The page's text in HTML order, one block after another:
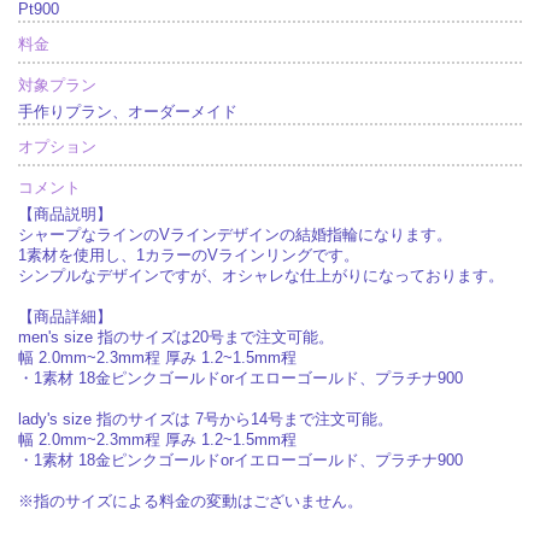
Pt900
料金
対象プラン
手作りプラン、オーダーメイド
オプション
コメント
【商品説明】
シャープなラインのVラインデザインの結婚指輪になります。
1素材を使用し、1カラーのVラインリングです。
シンプルなデザインですが、オシャレな仕上がりになっております。
【商品詳細】
men's size 指のサイズは20号まで注文可能。
幅 2.0mm~2.3mm程 厚み 1.2~1.5mm程
・1素材 18金ピンクゴールドorイエローゴールド、プラチナ900
lady's size 指のサイズは 7号から14号まで注文可能。
幅 2.0mm~2.3mm程 厚み 1.2~1.5mm程
・1素材 18金ピンクゴールドorイエローゴールド、プラチナ900
※指のサイズによる料金の変動はございません。